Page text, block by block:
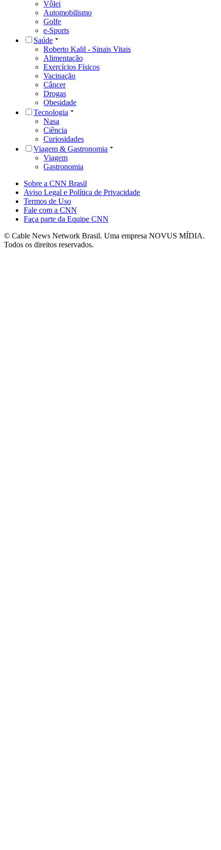
Vôlei
Automobilismo
Golfe
e-Sports
Saúde
Roberto Kalil - Sinais Vitais
Alimentação
Exercícios Físicos
Vacinação
Câncer
Drogas
Obesidade
Tecnologia
Nasa
Ciência
Curiosidades
Viagem & Gastronomia
Viagem
Gastronomia
Sobre a CNN Brasil
Aviso Legal e Política de Privacidade
Termos de Uso
Fale com a CNN
Faça parte da Equipe CNN
© Cable News Network Brasil. Uma empresa NOVUS MÍDIA.
Todos os direitos reservados.